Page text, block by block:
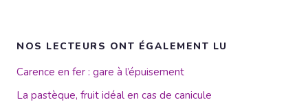
NOS LECTEURS ONT ÉGALEMENT LU
Carence en fer : gare à l’épuisement
La pastèque, fruit idéal en cas de canicule